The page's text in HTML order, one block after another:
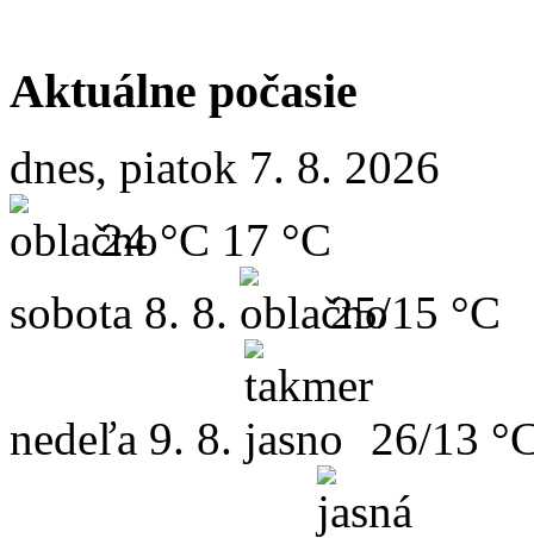
Aktuálne počasie
dnes, piatok 7. 8. 2026
24 °C 17 °C
sobota 8. 8. 25/15 °C
nedeľa 9. 8. 26/13